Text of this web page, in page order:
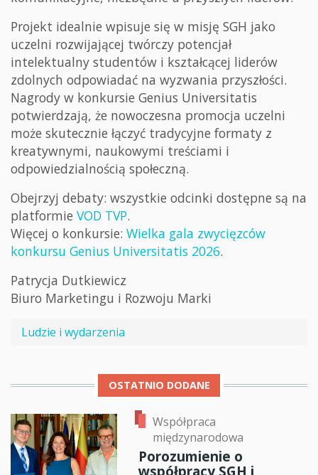
Projekt idealnie wpisuje się w misję SGH jako
uczelni rozwijającej twórczy potencjał
intelektualny studentów i kształcącej liderów
zdolnych odpowiadać na wyzwania przyszłości.
Nagrody w konkursie Genius Universitatis
potwierdzają, że nowoczesna promocja uczelni
może skutecznie łączyć tradycyjne formaty z
kreatywnymi, naukowymi treściami i
odpowiedzialnością społeczną.
Obejrzyj debaty: wszystkie odcinki dostępne są na
platformie VOD TVP.
Więcej o konkursie: Wielka gala zwycięzców
konkursu Genius Universitatis 2026.
Patrycja Dutkiewicz
Biuro Marketingu i Rozwoju Marki
Ludzie i wydarzenia
OSTATNIO DODANE
Współpraca
międzynarodowa
Porozumienie o